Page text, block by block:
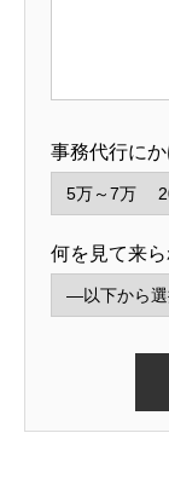
事務代行に
何を見て来